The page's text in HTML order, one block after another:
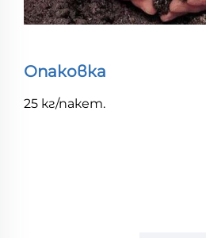
Опаковка
25 кг/пакет.